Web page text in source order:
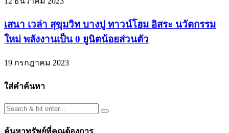
เสนา เวล่า สุขุมวิท บางปู ทาวน์โฮม อิสระ นวัตกรรม
ใหม่ พลังงานเป็น 0 ยูนิตน้อยส่วนตัว
19 กรกฎาคม 2023
ใส่คำค้นหา